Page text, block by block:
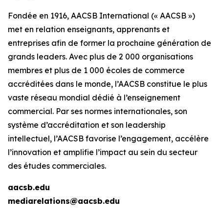
Fondée en 1916, AACSB International (« AACSB »)
met en relation enseignants, apprenants et
entreprises afin de former la prochaine génération de
grands leaders. Avec plus de 2 000 organisations
membres et plus de 1 000 écoles de commerce
accréditées dans le monde, l’AACSB constitue le plus
vaste réseau mondial dédié à l’enseignement
commercial. Par ses normes internationales, son
système d’accréditation et son leadership
intellectuel, l’AACSB favorise l’engagement, accélère
l’innovation et amplifie l’impact au sein du secteur
des études commerciales.
aacsb.edu
mediarelations@aacsb.edu